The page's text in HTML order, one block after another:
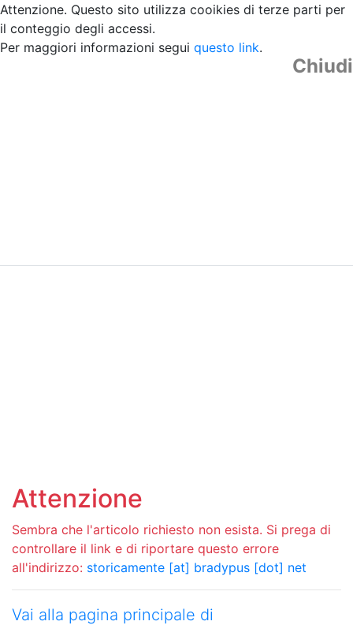
Attenzione. Questo sito utilizza cooikies di terze parti per
il conteggio degli accessi.
Per maggiori informazioni segui questo link.
Chiudi
Attenzione
Sembra che l'articolo richiesto non esista. Si prega di
controllare il link e di riportare questo errore
all'indirizzo: storicamente [at] bradypus [dot] net
Vai alla pagina principale di